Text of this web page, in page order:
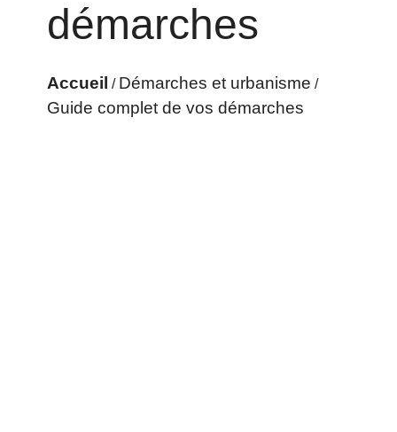
démarches
Accueil / Démarches et urbanisme /
Guide complet de vos démarches